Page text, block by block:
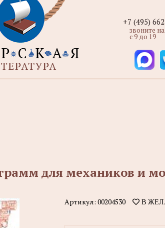
+7 (495)
звоните
с 9 до 19
для механиков и
Артикул: 00204530 В